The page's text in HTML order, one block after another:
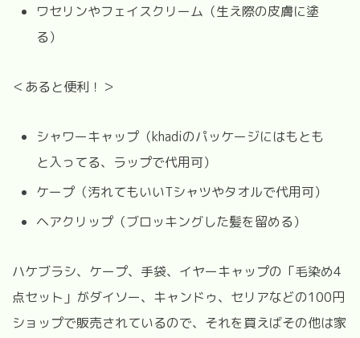
ワセリンやフェイスクリーム（生え際の皮膚に塗
る）
＜あると便利！＞
シャワーキャップ（khadiのパッケージにはもとも
と入ってる、ラップで代用可）
ケープ（汚れてもいいTシャツやタオルで代用可）
ヘアクリップ（ブロッキングした髪を留める）
ハケブラシ、ケープ、手袋、イヤーキャップの「毛染め4
点セット」がダイソー、キャンドゥ、セリアなどの100円
ショップで販売されているので、それを買えばその他は家